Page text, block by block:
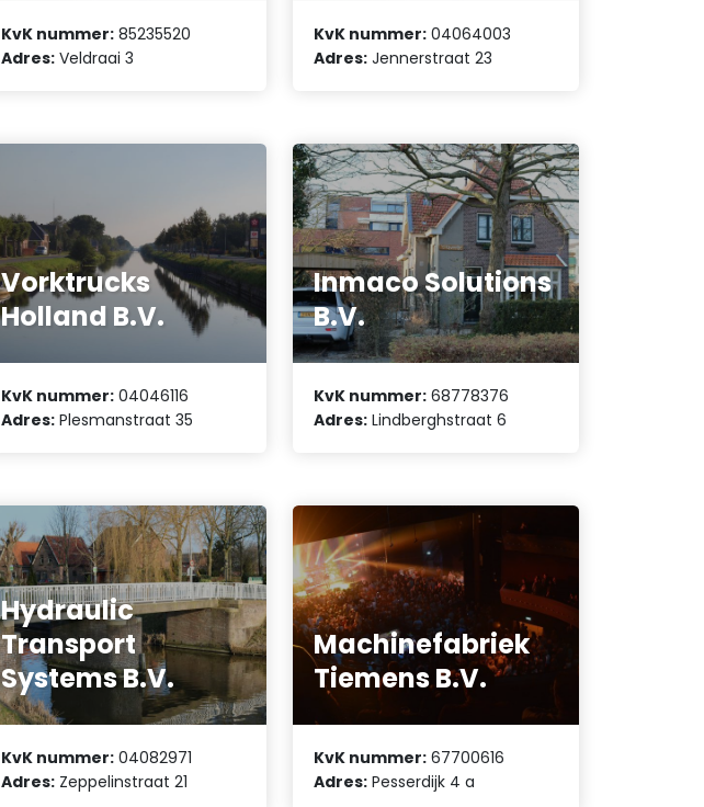
KvK nummer: 85235520
Adres: Veldraai 3
KvK nummer: 04064003
Adres: Jennerstraat 23
Vorktrucks
Holland B.V.
KvK nummer: 04046116
Adres: Plesmanstraat 35
Inmaco Solutions
B.V.
KvK nummer: 68778376
Adres: Lindberghstraat 6
Hydraulic
Transport
Systems B.V.
KvK nummer: 04082971
Adres: Zeppelinstraat 21
Machinefabriek
Tiemens B.V.
KvK nummer: 67700616
Adres: Pesserdijk 4 a